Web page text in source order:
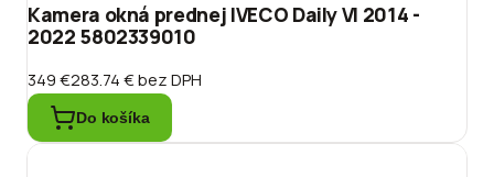
Kamera okná prednej IVECO Daily VI 2014 -
2022 5802339010
349 €283.74 €bez DPH
Do košíka